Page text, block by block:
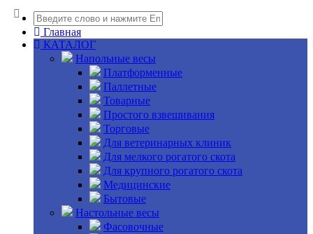
Главная
КАТАЛОГ
Напольные весы
Платформенные
Паллетные
Товарные
Простого взвешивания
Торговые
Для ветеринарных клиник
Для мелкого рогатого скота
Для крупного рогатого скота
Медицинские
Бытовые
Настольные весы
Фасовочные